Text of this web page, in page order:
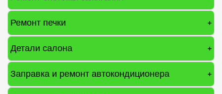
Ремонт печки +
Детали салона +
Заправка и ремонт автокондиционера +